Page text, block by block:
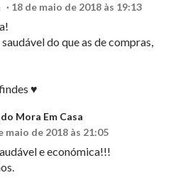
18 de maio de 2018 às 19:13
do que as de compras,
♥
Mora Em Casa
maio de 2018 às 21:05
e económica!!!